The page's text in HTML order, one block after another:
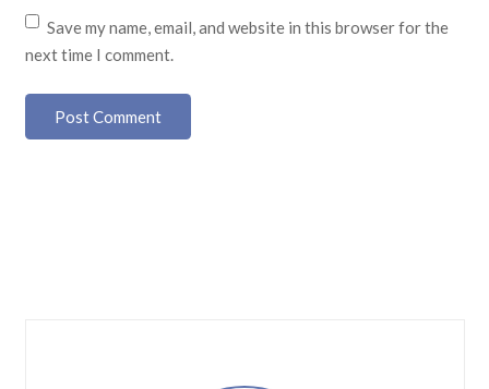
Save my name, email, and website in this browser for the
next time I comment.
Post Comment